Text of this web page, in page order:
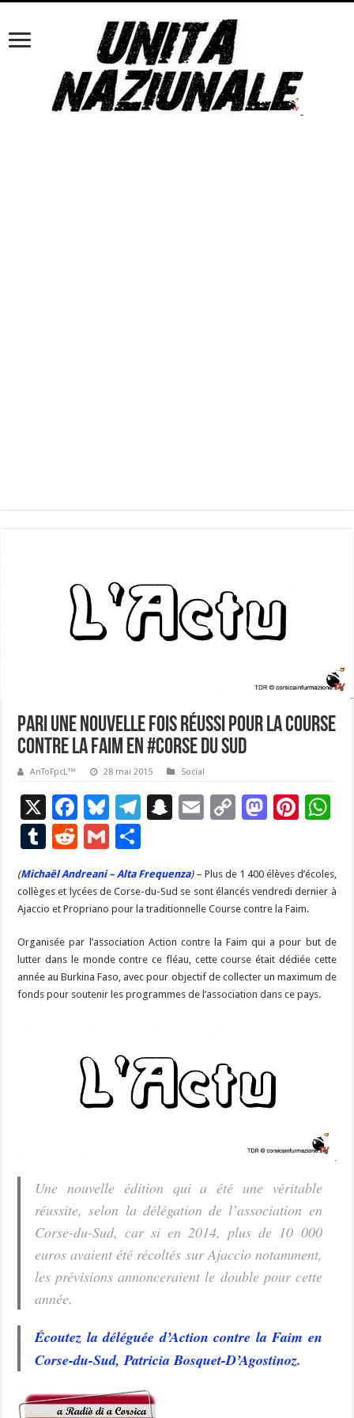
Pari une nouvelle fois réussi pour la Course
contre la Faim en #Corse du Sud
AnToFpcL™ 28 mai 2015 Social
X
F
ac
e
b
o
o
k
Bl
u
es
ky
T
gr
a
m
S
p
c
h
at
E
l
C
y
Li
n
k
M
d
o
n
Pi
es
t
p
T
u
m
bl
r
R
e
d
di
t
G
m
ai
l
ar
ta
g
er
(Michaël Andreani – Alta Frequenza) – Plus de 1 400 élèves d’écoles,
collèges et lycées de Corse-du-Sud se sont élancés vendredi dernier à
Ajaccio et Propriano pour la traditionnelle Course contre la Faim.
Organisée par l’association Action contre la Faim qui a pour but de
lutter dans le monde contre ce fléau, cette course était dédiée cette
année au Burkina Faso, avec pour objectif de collecter un maximum de
fonds pour soutenir les programmes de l’association dans ce pays.
Une nouvelle édition qui a été une véritable
réussite, selon la délégation de l’association en
Corse-du-Sud, car si en 2014, plus de 10 000
euros avaient été récoltés sur Ajaccio notamment,
les prévisions annonceraient le double pour cette
année.
Écoutez la déléguée d’Action contre la Faim en
Corse-du-Sud, Patricia Bosquet-D’Agostinoz.